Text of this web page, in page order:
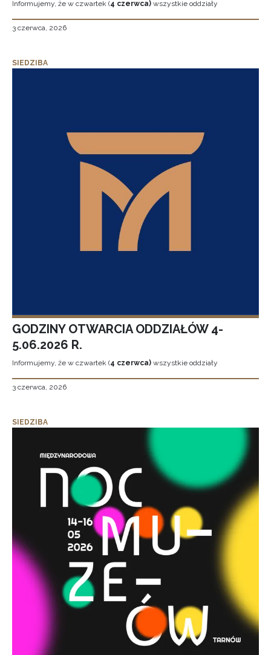
Informujemy, że w czwartek (4 czerwca) wszystkie oddziały
3 czerwca, 2026
SIEDZIBA
GODZINY OTWARCIA ODDZIAŁÓW 4-
5.06.2026 R.
Informujemy, że w czwartek (4 czerwca) wszystkie oddziały
3 czerwca, 2026
SIEDZIBA